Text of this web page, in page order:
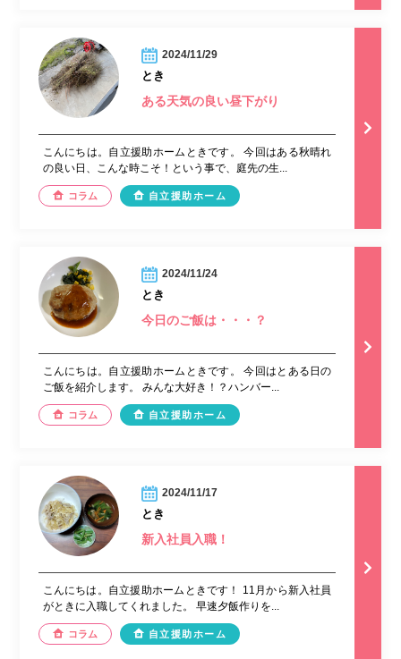
2024/11/29
とき
ある天気の良い昼下がり
こんにちは。自立援助ホームときです。 今回はある秋晴れ
の良い日、こんな時こそ！という事で、庭先の生...
コラム 自立援助ホーム
2024/11/24
とき
今日のご飯は・・・？
こんにちは。自立援助ホームときです。 今回はとある日の
ご飯を紹介します。 みんな大好き！？ハンバー...
コラム 自立援助ホーム
2024/11/17
とき
新入社員入職！
こんにちは。自立援助ホームときです！ 11月から新入社員
がときに入職してくれました。 早速夕飯作りを...
コラム 自立援助ホーム